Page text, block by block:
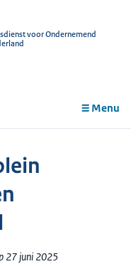
voor Ondernemend
Menu
27 juni 2025